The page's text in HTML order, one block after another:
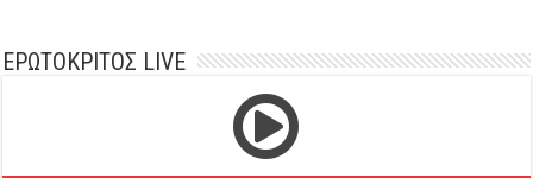
ΕΡΩΤΟΚΡΙΤΟΣ LIVE